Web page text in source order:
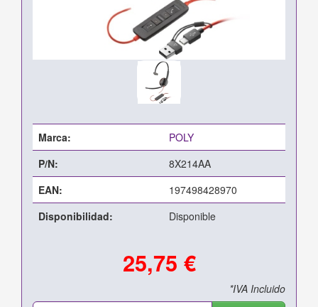
Marca:
POLY
P/N:
8X214AA
EAN:
197498428970
Disponibilidad:
Disponible
25,75 €
*IVA Incluido